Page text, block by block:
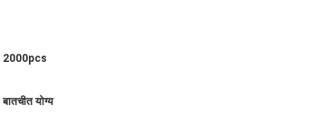
2000pcs
बातचीत योग्य